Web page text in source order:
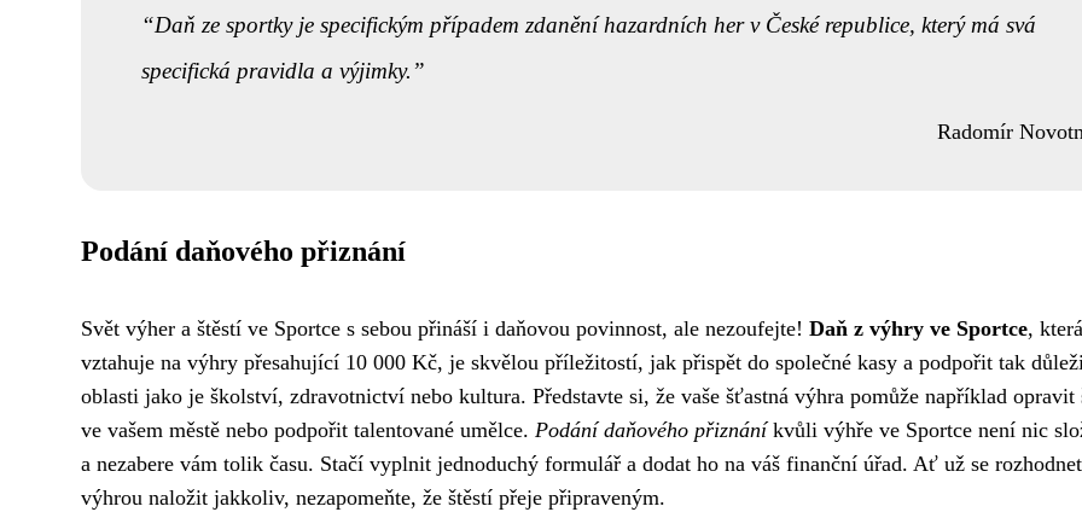
Daň ze sportky je specifickým případem zdanění hazardních her v České republice, který má svá
specifická pravidla a výjimky.
Radomír
Podání daňového přiznání
Svět výher a štěstí ve Sportce s sebou přináší i daňovou povinnost, ale nezoufejte! Daň z výhry ve Sportce,
vztahuje na výhry přesahující 10 000 Kč, je skvělou příležitostí, jak přispět do společné kasy a podpořit tak
oblasti jako je školství, zdravotnictví nebo kultura. Představte si, že vaše šťastná výhra pomůže například opravit
ve vašem městě nebo podpořit talentované umělce. Podání daňového přiznáníkvůli výhře ve Sportce není nic
a nezabere vám tolik času. Stačí vyplnit jednoduchý formulář a dodat ho na váš finanční úřad. Ať už se
výhrou naložit jakkoliv, nezapomeňte, že štěstí přeje připraveným.